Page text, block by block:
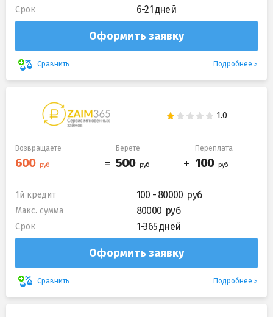
Срок 6-21 дней
Оформить заявку
Сравнить Подробнее
Возвращаете Берете Переплата
1й кредит 100 - 80000
Макс. сумма 80000
Срок 1-365 дней
Оформить заявку
Сравнить Подробнее